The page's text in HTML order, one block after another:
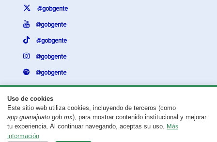
Uso de cookies
Este sitio web utiliza cookies, incluyendo de terceros (como
app.guanajuato.gob.mx), para mostrar contenido institucional y mejorar
tu experiencia. Al continuar navegando, aceptas su uso. Más
información
@gobgente
@gobgente
@gobgente
@gobgente
@gobgente
¿Existe algún problema con esta página?Repórtalo aquí.
Aviso legal